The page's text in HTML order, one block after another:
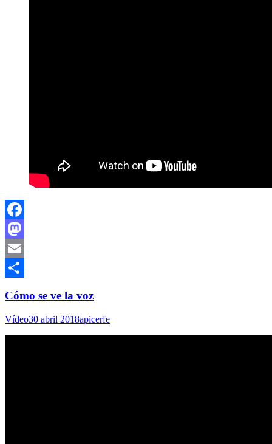
Facebook
Mastodon
Email
Cómo se ve la voz
Vídeo30 abril 2018apicerfe